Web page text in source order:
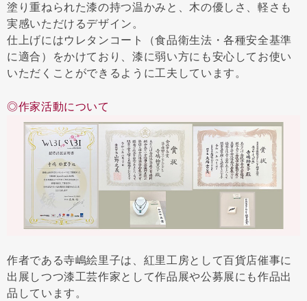
塗り重ねられた漆の持つ温かみと、木の優しさ、軽さも
実感いただけるデザイン。
仕上げにはウレタンコート（食品衛生法・各種安全基準
に適合）をかけており、漆に弱い方にも安心してお使い
いただくことができるように工夫しています。
◎作家活動について
作者である寺嶋絵里子は、紅里工房として百貨店催事に
出展しつつ漆工芸作家として作品展や公募展にも作品出
品しています。